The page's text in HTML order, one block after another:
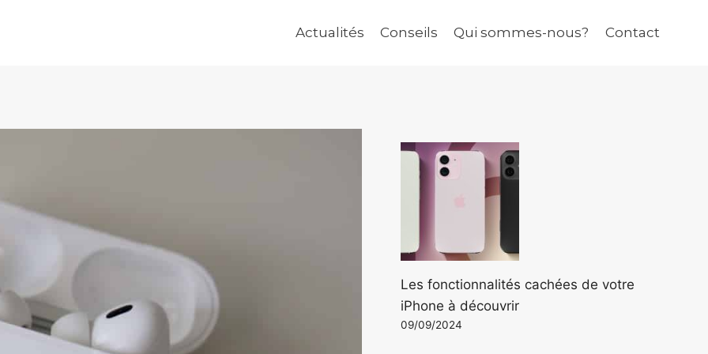
Actualités Conseils Qui sommes-nous? Contact
Les fonctionnalités cachées de votre
iPhone à découvrir
09/09/2024